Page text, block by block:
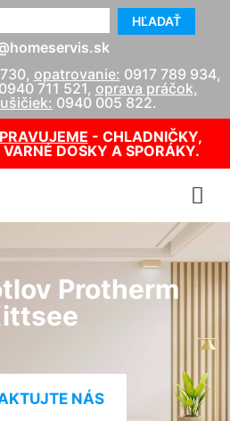
HĽADAŤ
, opatrovanie: 0917 789 934,
0940 711 521, oprava práčok,
0940 005 822.
- CHLADNIČKY,
DOSKY A SPORÁKY.
Protherm
NÁS